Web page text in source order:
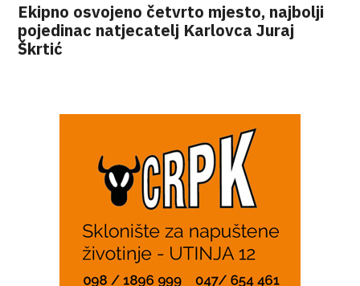
Ekipno osvojeno četvrto mjesto, najbolji
pojedinac natjecatelj Karlovca Juraj
Škrtić